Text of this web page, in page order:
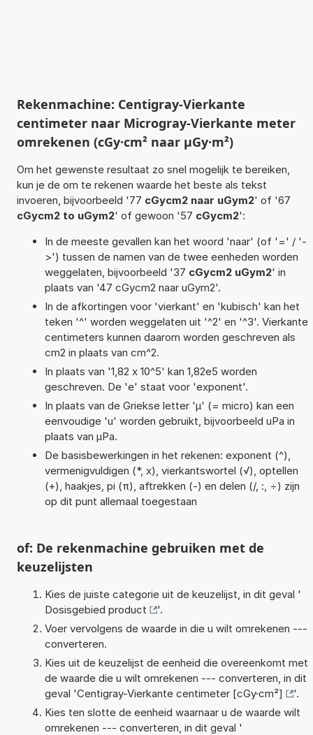
Rekenmachine: Centigray-Vierkante
centimeter naar Microgray-Vierkante meter
omrekenen (cGy·cm² naar µGy·m²)
Om het gewenste resultaat zo snel mogelijk te bereiken,
kun je de om te rekenen waarde het beste als tekst
invoeren, bijvoorbeeld '77 cGycm2 naar uGym2' of '67
cGycm2 to uGym2' of gewoon '57 cGycm2':
In de meeste gevallen kan het woord 'naar' (of '=' / '-
>') tussen de namen van de twee eenheden worden
weggelaten, bijvoorbeeld '37 cGycm2 uGym2' in
plaats van '47 cGycm2 naar uGym2'.
In de afkortingen voor 'vierkant' en 'kubisch' kan het
teken '^' worden weggelaten uit '^2' en '^3'. Vierkante
centimeters kunnen daarom worden geschreven als
cm2 in plaats van cm^2.
In plaats van '1,82 x 10^5' kan 1,82e5 worden
geschreven. De 'e' staat voor 'exponent'.
In plaats van de Griekse letter 'µ' (= micro) kan een
eenvoudige 'u' worden gebruikt, bijvoorbeeld uPa in
plaats van µPa.
De basisbewerkingen in het rekenen: exponent (^),
vermenigvuldigen (*, x), vierkantswortel (√), optellen
(+), haakjes, pi (π), aftrekken (-) en delen (/, :, ÷) zijn
op dit punt allemaal toegestaan
of: De rekenmachine gebruiken met de
keuzelijsten
Kies de juiste categorie uit de keuzelijst, in dit geval '
Dosisgebied product
'.
Voer vervolgens de waarde in die u wilt omrekenen ---
converteren.
Kies uit de keuzelijst de eenheid die overeenkomt met
de waarde die u wilt omrekenen --- converteren, in dit
geval 'Centigray-Vierkante centimeter [cGy·cm²]
'.
Kies ten slotte de eenheid waarnaar u de waarde wilt
omrekenen --- converteren, in dit geval '